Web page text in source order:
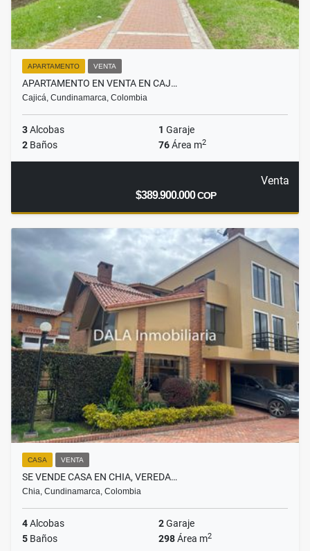
APARTAMENTO VENTA
APARTAMENTO EN VENTA EN CAJ…
Cajicá, Cundinamarca, Colombia
3Alcobas 1 Garaje
2 Baños 76Área m2
Venta
$389.900.000COP
CASA VENTA
SE VENDE CASA EN CHIA, VEREDA…
Chia, Cundinamarca, Colombia
4Alcobas 2Garaje
5 Baños 298Área m2